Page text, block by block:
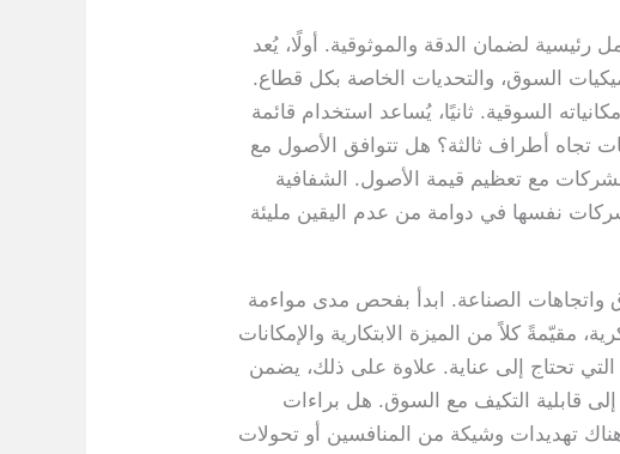
رئيسية لضمان الدقة والموثوقية. أولًا، يُعد
السوق، والتحديات الخاصة بكل قطاع.
السوقية. ثانيًا، يُساعد استخدام قائمة
تجاه أطراف ثالثة؟ هل تتوافق الأصول مع
مع تعظيم قيمة الأصول. الشفافية
نفسها في دوامة من عدم اليقين مليئة
واتجاهات الصناعة. ابدأ بفحص مدى مواءمة
مقيّمةً كلاً من الميزة الابتكارية والإمكانات
تحتاج إلى عناية. علاوة على ذلك، يضمن
إلى قابلية التكيف مع السوق. هل براءات
هناك تهديدات وشيكة من المنافسين أو تحولات